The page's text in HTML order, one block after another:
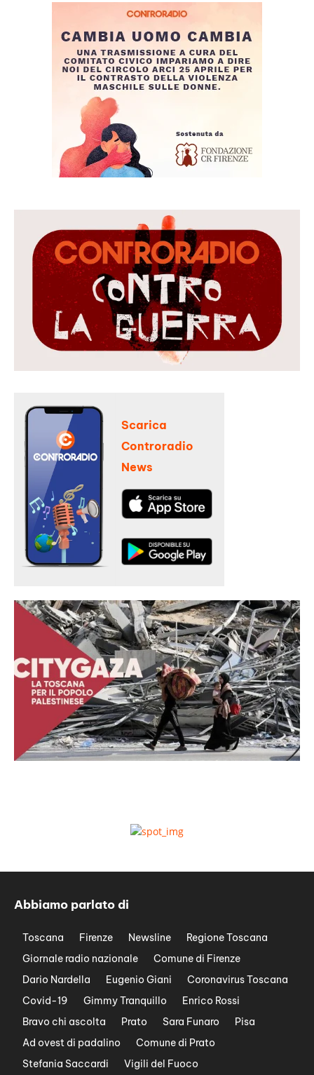
Scarica
Controradio
News
Abbiamo parlato di
Toscana Firenze Newsline
Regione Toscana
Giornale radio nazionale
Comune di Firenze
Dario Nardella
Eugenio Giani
Coronavirus Toscana
Covid-19
Gimmy Tranquillo
Enrico Rossi
Bravo chi ascolta
Prato Sara Funaro
Pisa
Ad ovest di padalino
Comune di Prato
Stefania Saccardi
Vigili del Fuoco